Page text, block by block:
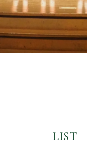
LIST